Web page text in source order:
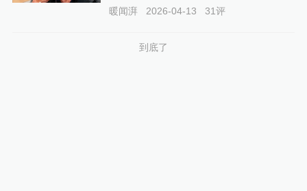
暖闻湃 2026-04-13 31评
到底了